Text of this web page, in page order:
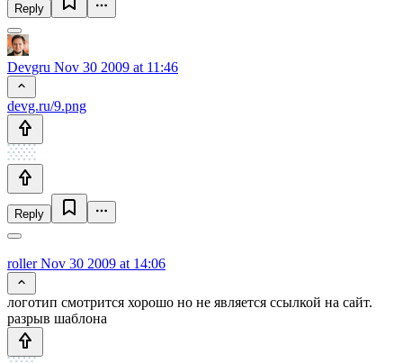
Reply
Devgru Nov 30 2009 at 11:46
devg.ru/9.png
Reply
rollerNov 30 2009 at 14:06
логотип смотрится хорошо но не является ссылкой на сайт.
разрыв шаблона